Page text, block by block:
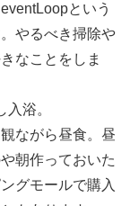
という
やるべき掃除や
なことをしま
浴。
ながら昼食。昼
朝作っておいた
グモールで購入